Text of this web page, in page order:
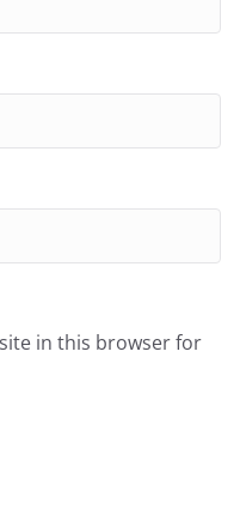
in this browser for